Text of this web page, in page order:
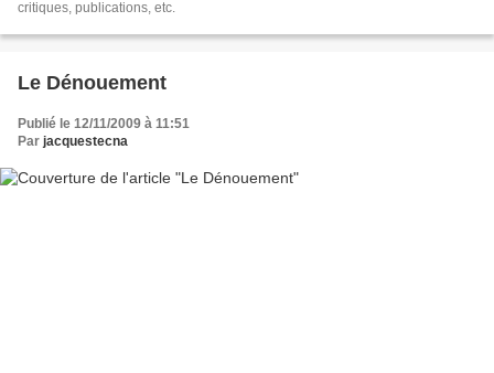
critiques, publications, etc.
Le Dénouement
Publié le 12/11/2009 à 11:51
Par jacquestecna